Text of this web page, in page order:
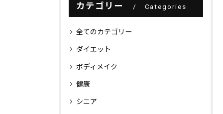
カテゴリー Categories
全てのカテゴリー
ダイエット
ボディメイク
健康
シニア